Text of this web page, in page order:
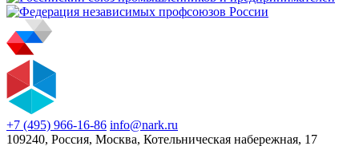
+7 (495) 966-16-86 info@nark.ru
109240, Россия, Москва, Котельническая набережная, 17